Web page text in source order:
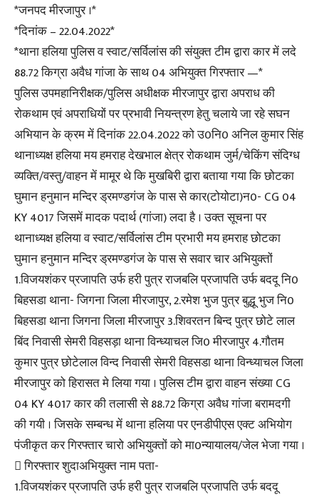
*जनपद मीरजापुर ।*
*दिनांक – 22.04.2022*
*थाना हलिया पुलिस व स्वाट/सर्विलांस की संयुक्त टीम द्वारा कार में लदे
88.72 किग्रा अवैध गांजा के साथ 04 अभियुक्त गिरफ्तार —*
पुलिस उपमहानिरीक्षक/पुलिस अधीक्षक मीरजापुर द्वारा अपराध की
रोकथाम एवं अपराधियों पर प्रभावी नियन्त्रण हेतु चलाये जा रहे सघन
अभियान के क्रम में दिनांक 22.04.2022 को उ0नि0 अनिल कुमार सिंह
थानाध्यक्ष हलिया मय हमराह देखभाल क्षेत्र रोकथाम जुर्म/चेकिंग संदिग्ध
व्यक्ति/वस्तु/वाहन में मामूर थे कि मुखबिरी द्वारा बताया गया कि छोटका
घुमान हनुमान मन्दिर ड्रमण्डगंज के पास से कार(टोयोटा)न0- CG 04
KY 4017 जिसमें मादक पदार्थ (गांजा) लदा है । उक्त सूचना पर
थानाध्यक्ष हलिया व स्वाट/सर्विलांस टीम प्रभारी मय हमराह छोटका
घुमान हनुमान मन्दिर ड्रमण्डगंज के पास से सवार चार अभियुक्तों
1.विजयशंकर प्रजापति उर्फ हरी पुत्र राजबलि प्रजापति उर्फ बददू नि0
बिहसडा थाना- जिगना जिला मीरजापुर, 2.रमेश भुज पुत्र बुद्धू भुज नि0
बिहसडा थाना जिगना जिला मीरजापुर 3.शिवरतन बिन्द पुत्र छोटे लाल
बिंद निवासी सेमरी विहसड़ा थाना विन्ध्याचल जि0 मीरजापुर 4.गौतम
कुमार पुत्र छोटेलाल विन्द निवासी सेमरी विहसडा थाना विन्ध्याचल जिला
मीरजापुर को हिरासत मे लिया गया । पुलिस टीम द्वारा वाहन संख्या CG
04 KY 4017 कार की तलासी से 88.72 किग्रा अवैध गांजा बरामदगी
की गयी । जिसके सम्बन्ध में थाना हलिया पर एनडीपीएस एक्ट अभियोग
पंजीकृत कर गिरफ्तार चारो अभियुक्तों को मा0न्यायालय/जेल भेजा गया ।
 गिरफ्तार शुदाअभियुक्त नाम पता-
1.विजयशंकर प्रजापति उर्फ हरी पुत्र राजबलि प्रजापति उर्फ बददू